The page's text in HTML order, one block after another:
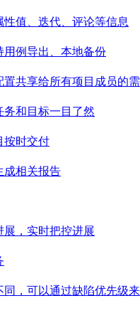
值、迭代、评论等信息
用例导出、本地备份
共享给所有项目成员的
和目标一目了然
按时交付
成相关报告
展，实时把控进展
，可以通过缺陷优先级